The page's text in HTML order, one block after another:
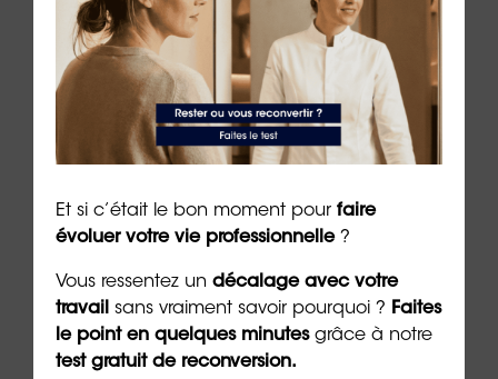
Oui. Il s’adresse à toute personne qui s’interroge
sur son avenir professionnel, quel que soit son âge
ou son parcours.
Dr Emeric Lebreton, docteur en
psychologie, écrivain et PDG du groupe
***
Et si c’était le bon moment pour faire
évoluer votre vie professionnelle?
Vous ressentez un décalage avec votre
travail sans vraiment savoir pourquoi ? Faites
le point en quelques minutesgrâce à notre
test gratuit de reconversion.